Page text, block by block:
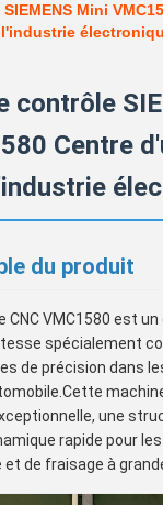
Mini
contrôle
Centre
du produit
CNC VMC1580 est
spécialement
de précision dans
une
rapide pour
de fraisage à